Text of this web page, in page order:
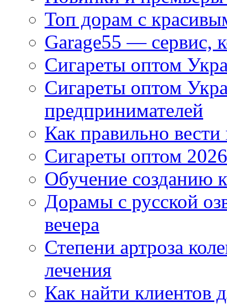
Топ дорам с
Garage55 — сервис,
Сигареты оптом
Сигареты оптом
предпринимателей
Как правильно
Сигареты оптом
Обучение созданию
Дорамы с русской
вечера
Степени артроза
лечения
Как найти клиентов